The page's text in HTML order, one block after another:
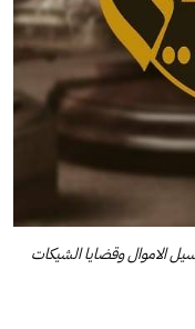
الاموال وقضايا الشيكات